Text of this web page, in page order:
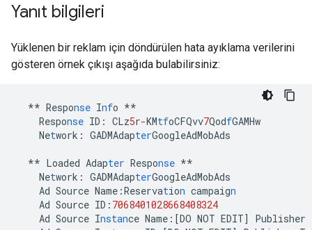
Yanıt bilgileri
Yüklenen bir reklam için döndürülen hata ayıklama verilerini
gösteren örnek çıkışı aşağıda bulabilirsiniz:
** Response Info **
Response ID : CLz5r-KMtfoCFQvv7QodfGAMHw
Network : GADMAdapterGoogleAdMobAds
** Loaded Adapter Response **
Network : GADMAdapterGoogleAdMobAds
Ad Source Name :Reservation campaign
Ad Source ID : 7068401028668408324
Ad Source Instance Name :[DO NOT EDIT] Publisher